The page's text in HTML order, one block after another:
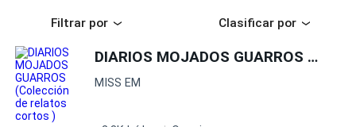
Filtrar por Clasificar por
DIARIOS MOJADOS GUARROS (Colección de relatos cortos )
MISS EM